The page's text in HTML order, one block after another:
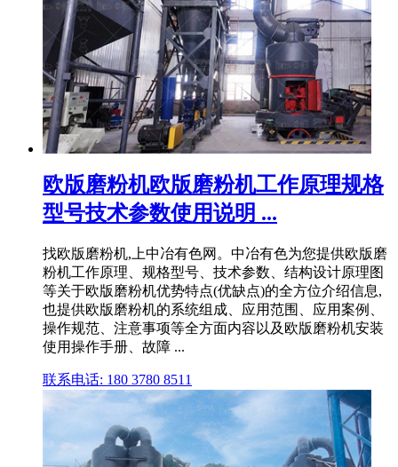
欧版磨粉机欧版磨粉机工作原理规格
型号技术参数使用说明 ...
找欧版磨粉机,上中冶有色网。中冶有色为您提供欧版磨
粉机工作原理、规格型号、技术参数、结构设计原理图
等关于欧版磨粉机优势特点(优缺点)的全方位介绍信息,
也提供欧版磨粉机的系统组成、应用范围、应用案例、
操作规范、注意事项等全方面内容以及欧版磨粉机安装
使用操作手册、故障 ...
联系电话: 180 3780 8511